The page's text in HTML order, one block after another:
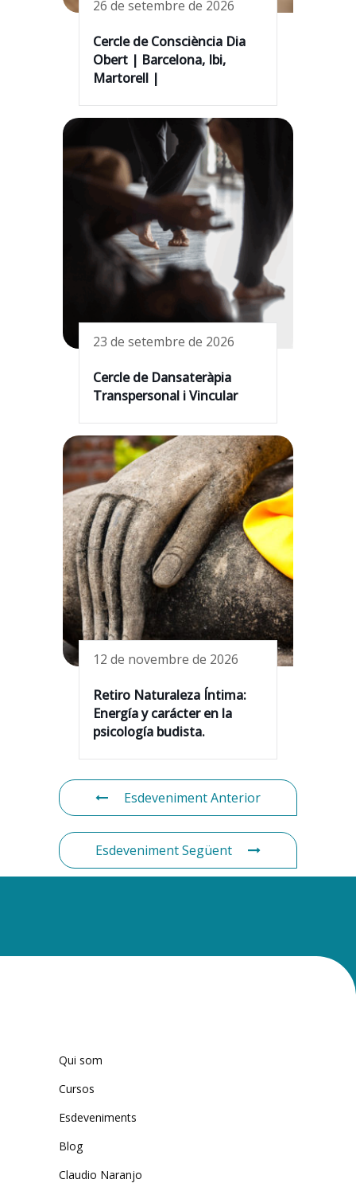
26 de setembre de 2026
Cercle de Consciència Dia
Obert | Barcelona, Ibi,
Martorell |
23 de setembre de 2026
Cercle de Dansateràpia
Transpersonal i Vincular
12 de novembre de 2026
Retiro Naturaleza Íntima:
Energía y carácter en la
psicología budista.
Esdeveniment Anterior
Esdeveniment Següent
Qui som
Cursos
Esdeveniments
Blog
Claudio Naranjo